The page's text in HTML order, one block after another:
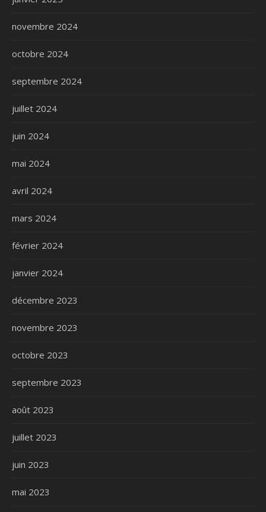
novembre 2024
octobre 2024
septembre 2024
juillet 2024
juin 2024
mai 2024
avril 2024
mars 2024
février 2024
janvier 2024
décembre 2023
novembre 2023
octobre 2023
septembre 2023
août 2023
juillet 2023
juin 2023
mai 2023